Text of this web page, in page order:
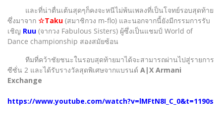
และที่น่าตื่นเต้นสุดๆก็คงจะหนีไม่พ้นเพลงที่เป็นโจทย์รอบสุดท้าย
ซึ่งมาจาก ☆Taku (สมาชิกวง m-flo) และนอกจากนี้ยังมีกรรมการรับ
เชิญ Ruu (จากวง Fabulous Sisters) ผู้ซึ่งเป็นแชมป์ World of
Dance championship สองสมัยซ้อน
ทีมที่คว้าชัยชนะในรอบสุดท้ายมาได้จะสามารถผ่านไปสู่รายการ
ซีซั่น 2 และได้รับรางวัลสุดพิเศษจากแบรนด์ A|X Armani
Exchange
https://www.youtube.com/watch?v=lMFtN8I_C_0&t=1190s